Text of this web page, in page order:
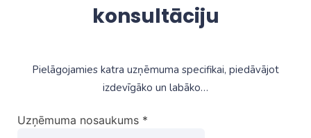
konsultāciju
Pielāgojamies katra uzņēmuma specifikai, piedāvājot
izdevīgāko un labāko…
Uzņēmuma nosaukums *